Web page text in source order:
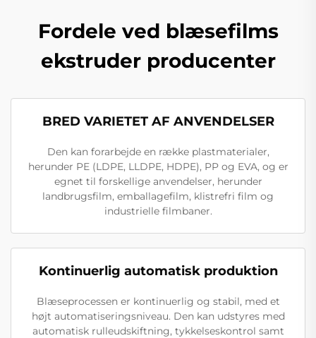
Fordele ved blæsefilms
ekstruder producenter
BRED VARIETET AF ANVENDELSER
Den kan forarbejde en række plastmaterialer,
herunder PE (LDPE, LLDPE, HDPE), PP og EVA, og er
egnet til forskellige anvendelser, herunder
landbrugsfilm, emballagefilm, klistrefri film og
industrielle filmbaner.
Kontinuerlig automatisk produktion
Blæseprocessen er kontinuerlig og stabil, med et
højt automatiseringsniveau. Den kan udstyres med
automatisk rulleudskiftning, tykkelseskontrol samt